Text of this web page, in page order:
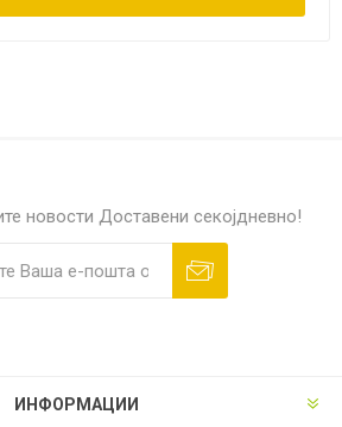
новости Доставени секојдневно!
ИНФОРМАЦИИ